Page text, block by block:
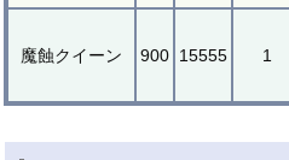
魔蝕クイーン 900 15555 1